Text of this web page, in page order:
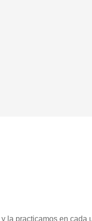
y la practicamos en cada